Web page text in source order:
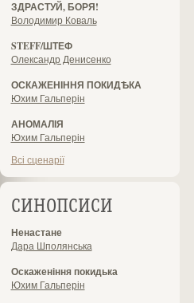
ЗДРАСТУЙ, БОРЯ!
Володимир Коваль
STEFF/ШТЕФ
Олександр Денисенко
ОСКАЖЕНІННЯ ПОКИДѢКА
Юхим Гальперін
АНОМАЛІЯ
Юхим Гальперін
Всі сценарії
СИНОПСИСИ
Ненастане
Дара Шполянська
Оскаженіння покидька
Юхим Гальперін